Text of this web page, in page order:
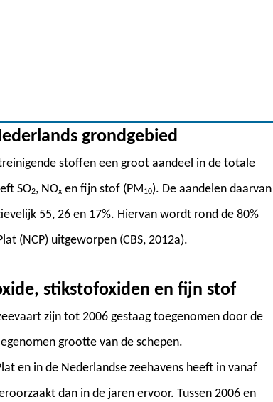
grondgebied
stoffen een groot aandeel in de totale
SO2, NOx en fijn stof (PM10). De aandelen daarvan
55, 26 en 17%. Hiervan wordt rond de 80%
(NCP) uitgeworpen (CBS, 2012a).
stikstofoxiden en fijn stof
zijn tot 2006 gestaag toegenomen door de
grootte van de schepen.
en in de Nederlandse zeehavens heeft in vanaf
dan in de jaren ervoor. Tussen 2006 en